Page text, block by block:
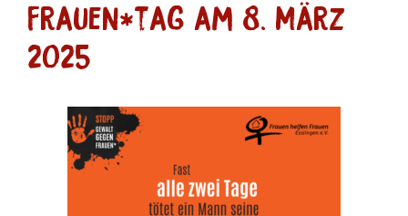
Frauen*tag am 8. März
2025